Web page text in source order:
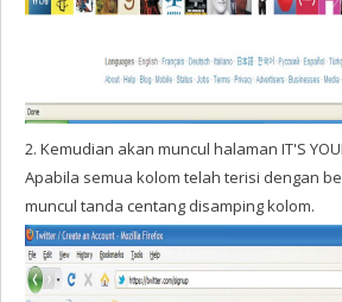
2. Kemudian akan muncul halaman IT'S YOUR
Apabila semua kolom telah terisi dengan
muncul tanda centang disamping kolom.